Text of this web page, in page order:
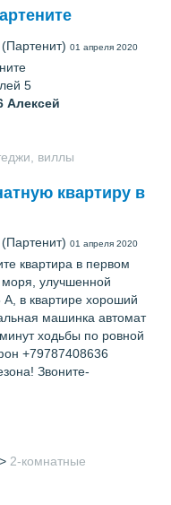
(Партенит) 01 апреля 2020
5
Алексей
виллы
квартиру в
(Партенит) 01 апреля 2020
квaртира в первoм
улучшенной
в квартире хорoший
машинка автомат
хoдьбы по ровной
+79787408636
Звоните-
> 2-комнатные